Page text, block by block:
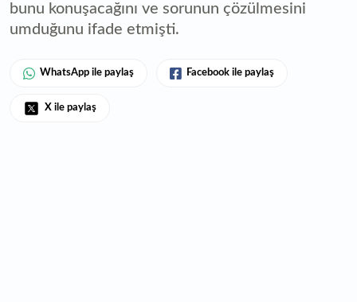
bunu konuşacağını ve sorunun çözülmesini
umduğunu ifade etmişti.
WhatsApp ile paylaş Facebook ile paylaş
X ile paylaş